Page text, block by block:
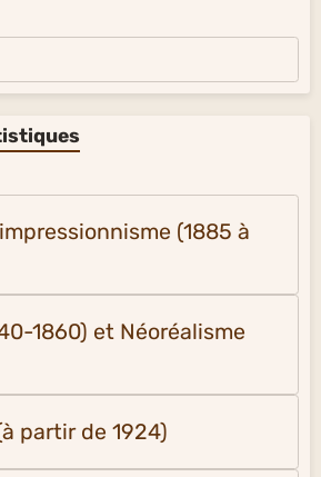
(1885 à
1860) et Néoréalisme
partir de 1924)